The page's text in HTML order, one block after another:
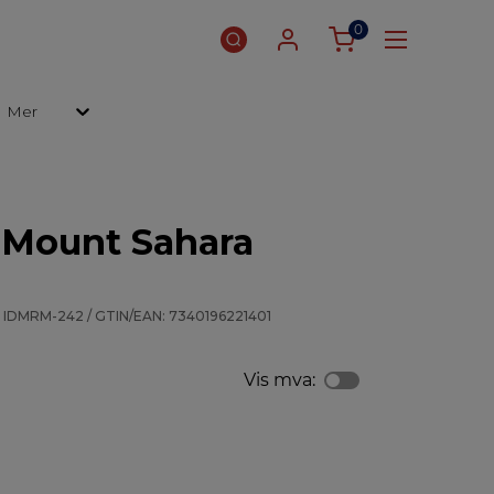
0
Mer
Sahara
242 / GTIN/EAN: 7340196221401
Vis mva: